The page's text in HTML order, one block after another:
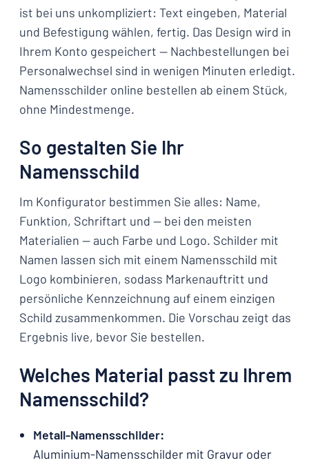
ist bei uns unkompliziert: Text eingeben, Material
und Befestigung wählen, fertig. Das Design wird in
Ihrem Konto gespeichert — Nachbestellungen bei
Personalwechsel sind in wenigen Minuten erledigt.
Namensschilder online bestellen ab einem Stück,
ohne Mindestmenge.
So gestalten Sie Ihr
Namensschild
Im Konfigurator bestimmen Sie alles: Name,
Funktion, Schriftart und — bei den meisten
Materialien — auch Farbe und Logo. Schilder mit
Namen lassen sich mit einem Namensschild mit
Logo kombinieren, sodass Markenauftritt und
persönliche Kennzeichnung auf einem einzigen
Schild zusammenkommen. Die Vorschau zeigt das
Ergebnis live, bevor Sie bestellen.
Welches Material passt zu Ihrem
Namensschild?
Metall-Namensschilder:
Aluminium-Namensschilder mit Gravur oder